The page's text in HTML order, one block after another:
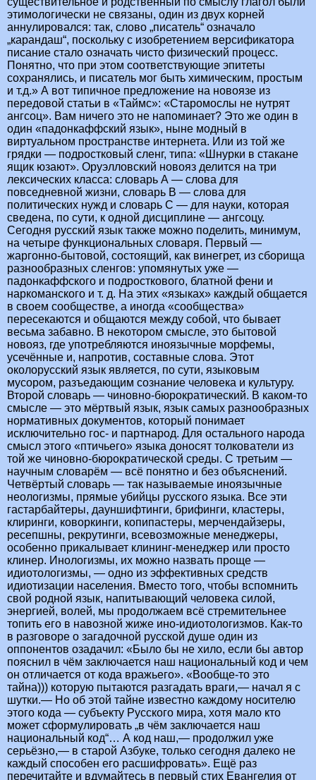
этимологически не связаны, один из двух корней
аннулировался: так, слово „писатель“ означало
„карандаш“, поскольку с изобретением версификатора
писание стало означать чисто физический процесс.
Понятно, что при этом соответствующие эпитеты
сохранялись, и писатель мог быть химическим, простым
и т.д.» А вот типичное предложение на новоязе из
передовой статьи в «Таймс»: «Старомослы не нутрят
ангсоц». Вам ничего это не напоминает? Это же один в
один «падонкаффский язык», ныне модный в
виртуальном пространстве интернета. Или из той же
грядки — подростковый сленг, типа: «Шнурки в стакане
ящик юзают». Оруэлловский новояз делится на три
лексических класса: словарь А — слова для
повседневной жизни, словарь В — слова для
политических нужд и словарь С — для науки, которая
сведена, по сути, к одной дисциплине — ангсоцу.
Сегодня русский язык также можно поделить, минимум,
на четыре функциональных словаря. Первый —
жаргонно-бытовой, состоящий, как винегрет, из сборища
разнообразных сленгов: упомянутых уже —
падонкаффского и подросткового, блатной фени и
наркоманского и т. д. На этих «языках» каждый общается
в своем сообществе, а иногда «сообщества»
пересекаются и общаются между собой, что бывает
весьма забавно. В некотором смысле, это бытовой
новояз, где употребляются иноязычные морфемы,
усечённые и, напротив, составные слова. Этот
околорусский язык является, по сути, языковым
мусором, разъедающим сознание человека и культуру.
Второй словарь — чиновно-бюрократический. В каком-то
смысле — это мёртвый язык, язык самых разнообразных
нормативных документов, который понимает
исключительно гос- и партнарод. Для остального народа
смысл этого «птичьего» языка доносят толкователи из
той же чиновно-бюрократической среды. С третьим —
научным словарём — всё понятно и без объяснений.
Четвёртый словарь — так называемые иноязычные
неологизмы, прямые убийцы русского языка. Все эти
гастарбайтеры, дауншифтинги, брифинги, кластеры,
клиринги, коворкинги, копипастеры, мерчендайзеры,
ресепшны, рекрутинги, всевозможные менеджеры,
особенно прикалывает клининг-менеджер или просто
клинер. Инологизмы, их можно назвать проще —
идиотологизмы, — одно из эффективных средств
идиотизации населения. Вместо того, чтобы вспомнить
свой родной язык, напитывающий человека силой,
энергией, волей, мы продолжаем всё стремительнее
топить его в навозной жиже ино-идиотологизмов. Как-то
в разговоре о загадочной русской душе один из
оппонентов озадачил: «Было бы не хило, если бы автор
пояснил в чём заключается наш национальный код и чем
он отличается от кода вражьего». «Вообще-то это
тайна))) которую пытаются разгадать враги,— начал я с
шутки.— Но об этой тайне известно каждому носителю
этого кода — субъекту Русского мира, хотя мало кто
может сформулировать „в чём заключается наш
национальный код“… А код наш,— продолжил уже
серьёзно,— в старой Азбуке, только сегодня далеко не
каждый способен его расшифровать». Ещё раз
перечитайте и вдумайтесь в первый стих Евангелия от